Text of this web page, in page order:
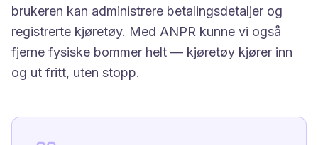
brukeren kan administrere betalingsdetaljer og
registrerte kjøretøy. Med ANPR kunne vi også
fjerne fysiske bommer helt — kjøretøy kjører inn
og ut fritt, uten stopp.